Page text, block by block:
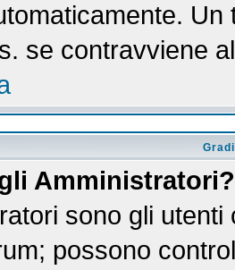
se contravviene
Amministratori?
sono gli
possono